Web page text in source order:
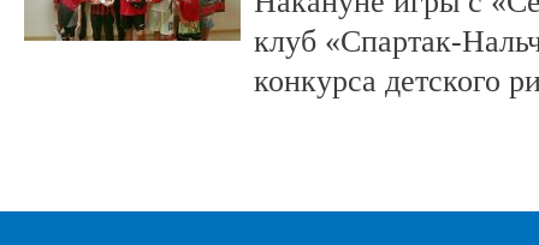
клуб «Спартак-
конкурса детского